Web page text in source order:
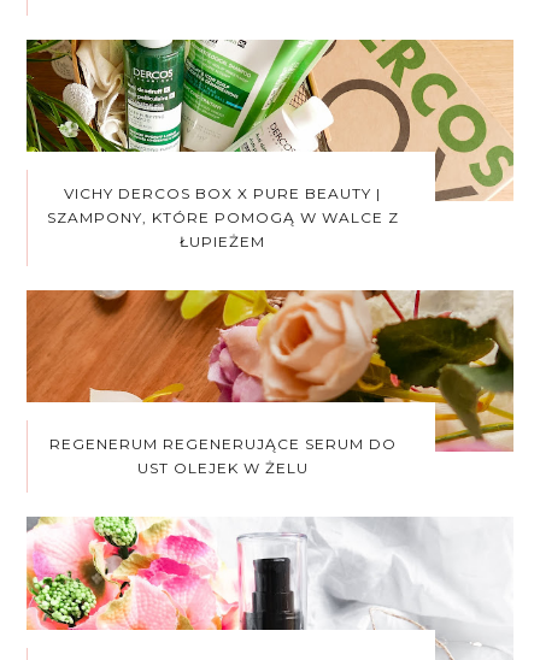
VICHY DERCOS BOX X PURE BEAUTY |
SZAMPONY, KTÓRE POMOGĄ W WALCE Z
ŁUPIEŻEM
REGENERUM REGENERUJĄCE SERUM DO
UST OLEJEK W ŻELU